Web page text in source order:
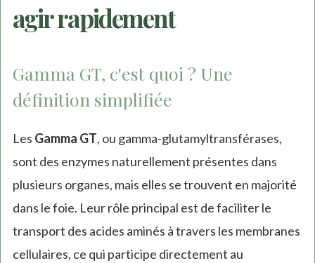
agir rapidement
Gamma GT, c'est quoi ? Une
définition simplifiée
Les Gamma GT, ou gamma-glutamyltransférases,
sont des enzymes naturellement présentes dans
plusieurs organes, mais elles se trouvent en majorité
dans le foie. Leur rôle principal est de faciliter le
transport des acides aminés à travers les membranes
cellulaires, ce qui participe directement au